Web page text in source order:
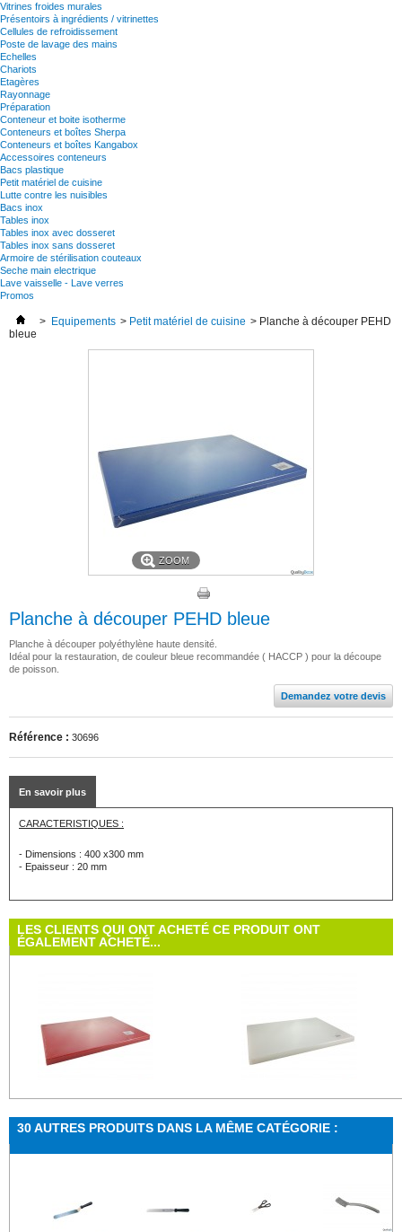
Vitrines froides murales
Présentoirs à ingrédients / vitrinettes
Cellules de refroidissement
Poste de lavage des mains
Echelles
Chariots
Etagères
Rayonnage
Préparation
Conteneur et boite isotherme
Conteneurs et boîtes Sherpa
Conteneurs et boîtes Kangabox
Accessoires conteneurs
Bacs plastique
Petit matériel de cuisine
Lutte contre les nuisibles
Bacs inox
Tables inox
Tables inox avec dosseret
Tables inox sans dosseret
Armoire de stérilisation couteaux
Seche main electrique
Lave vaisselle - Lave verres
Promos
> Equipements > Petit matériel de cuisine > Planche à découper PEHD
bleue
ZOOM
Planche à découper PEHD bleue
Planche à découper polyéthylène haute densité.
Idéal pour la restauration, de couleur bleue recommandée ( HACCP ) pour la découpe
de poisson.
Demandez votre devis
Référence : 30696
En savoir plus
CARACTERISTIQUES :
- Dimensions : 400 x300 mm
- Epaisseur : 20 mm
LES CLIENTS QUI ONT ACHETÉ CE PRODUIT ONT
ÉGALEMENT ACHETÉ...
Planche à... Planche à...
Gants de...
30 AUTRES PRODUITS DANS LA MÊME CATÉGORIE :